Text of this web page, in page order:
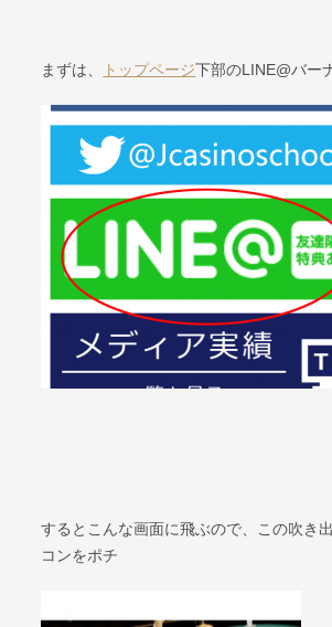
まずは、 トップページ下部のLINE@バー
するとこんな画面に飛ぶので、この吹き
コンをポチ